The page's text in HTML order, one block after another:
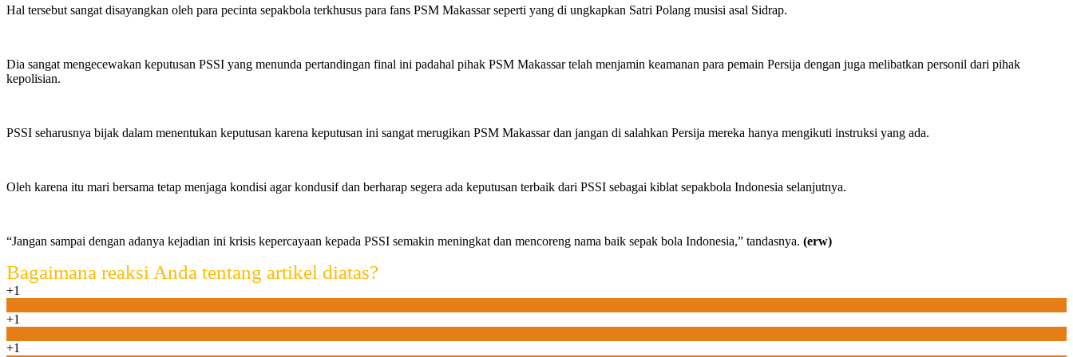
Hal tersebut sangat disayangkan oleh para pecinta sepakbola terkhusus para fans PSM Makassar seperti yang di ungkapkan Satri Polang musisi asal Sidrap.
Dia sangat mengecewakan keputusan PSSI yang menunda pertandingan final ini padahal pihak PSM Makassar telah menjamin keamanan para pemain Persija dengan juga melibatkan personil dari pihak
kepolisian.
PSSI seharusnya bijak dalam menentukan keputusan karena keputusan ini sangat merugikan PSM Makassar dan jangan di salahkan Persija mereka hanya mengikuti instruksi yang ada.
Oleh karena itu mari bersama tetap menjaga kondisi agar kondusif dan berharap segera ada keputusan terbaik dari PSSI sebagai kiblat sepakbola Indonesia selanjutnya.
“Jangan sampai dengan adanya kejadian ini krisis kepercayaan kepada PSSI semakin meningkat dan mencoreng nama baik sepak bola Indonesia,” tandasnya. (erw)
Bagaimana reaksi Anda tentang artikel diatas?
+1
+1
+1